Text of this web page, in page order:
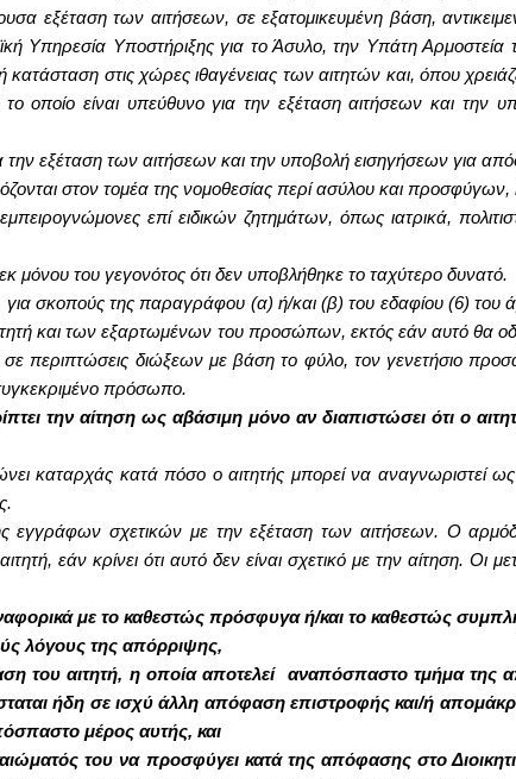
εξέταση των αιτήσεων, σε εξατομικευμένη βάση,
Υποστήριξης για το Άσυλο, την Υπάτη Αρμοστεία
στις χώρες ιθαγένειας των αιτητών και, όπου
οποίο είναι υπεύθυνο για την εξέταση αιτήσεων και
εξέταση των αιτήσεων και την υποβολή εισηγήσεων για
στον τομέα της νομοθεσίας περί ασύλου και προσφύγων,
επί ειδικών ζητημάτων, όπως ιατρικά,
μόνου του γεγονότος ότι δεν υποβλήθηκε το ταχύτερο δυνατό.
σκοπούς της παραγράφου (α) ή/και (β) του εδαφίου (6) του
και των εξαρτωμένων του προσώπων, εκτός εάν αυτό θα
διώξεων με βάση το φύλο, τον γενετήσιο
πρόσωπο.
την αίτηση ως αβάσιμη μόνο αν διαπιστώσει ότι ο
καταρχάς κατά πόσο ο αιτητής μπορεί να αναγνωριστεί
σχετικών με την εξέταση των αιτήσεων. Ο
εάν κρίνει ότι αυτό δεν είναι σχετικό με την αίτηση. Οι
με το καθεστώς πρόσφυγα ή/και το καθεστώς
λόγους της απόρριψης,
του αιτητή, η οποία αποτελεί αναπόσπαστο τμήμα της
ήδη σε ισχύ άλλη απόφαση επιστροφής και/ή
μέρος αυτής, και
του να προσφύγει κατά της απόφασης στο